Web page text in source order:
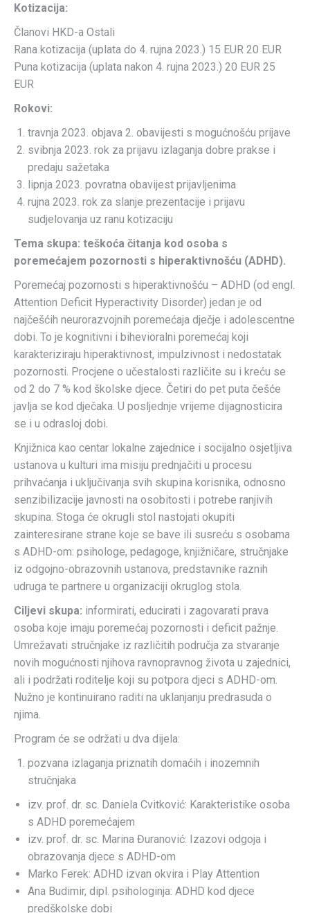
Kotizacija:
Članovi HKD-a Ostali
Rana kotizacija (uplata do 4. rujna 2023.) 15 EUR 20 EUR
Puna kotizacija (uplata nakon 4. rujna 2023.) 20 EUR 25
EUR
Rokovi:
travnja 2023. objava 2. obavijesti s mogućnošću prijave
svibnja 2023. rok za prijavu izlaganja dobre prakse i
predaju sažetaka
lipnja 2023. povratna obavijest prijavljenima
rujna 2023. rok za slanje prezentacije i prijavu
sudjelovanja uz ranu kotizaciju
Tema skupa: teškoća čitanja kod osoba s
poremećajem pozornosti s hiperaktivnošću (ADHD).
Poremećaj pozornosti s hiperaktivnošću – ADHD (od engl.
Attention Deficit Hyperactivity Disorder) jedan je od
najčešćih neurorazvojnih poremećaja dječje i adolescentne
dobi. To je kognitivni i bihevioralni poremećaj koji
karakteriziraju hiperaktivnost, impulzivnost i nedostatak
pozornosti. Procjene o učestalosti različite su i kreću se
od 2 do 7 % kod školske djece. Četiri do pet puta češće
javlja se kod dječaka. U posljednje vrijeme dijagnosticira
se i u odrasloj dobi.
Knjižnica kao centar lokalne zajednice i socijalno osjetljiva
ustanova u kulturi ima misiju prednjačiti u procesu
prihvaćanja i uključivanja svih skupina korisnika, odnosno
senzibilizacije javnosti na osobitosti i potrebe ranjivih
skupina. Stoga će okrugli stol nastojati okupiti
zainteresirane strane koje se bave ili susreću s osobama
s ADHD-om: psihologe, pedagoge, knjižničare, stručnjake
iz odgojno-obrazovnih ustanova, predstavnike raznih
udruga te partnere u organizaciji okruglog stola.
Ciljevi skupa: informirati, educirati i zagovarati prava
osoba koje imaju poremećaj pozornosti i deficit pažnje.
Umrežavati stručnjake iz različitih područja za stvaranje
novih mogućnosti njihova ravnopravnog života u zajednici,
ali i podržati roditelje koji su potpora djeci s ADHD-om.
Nužno je kontinuirano raditi na uklanjanju predrasuda o
njima.
Program će se održati u dva dijela:
pozvana izlaganja priznatih domaćih i inozemnih
stručnjaka
izv. prof. dr. sc. Daniela Cvitković: Karakteristike osoba
s ADHD poremećajem
izv. prof. dr. sc. Marina Đuranović: Izazovi odgoja i
obrazovanja djece s ADHD-om
Marko Ferek: ADHD izvan okvira i Play Attention
Ana Budimir, dipl. psihologinja: ADHD kod djece
predškolske dobi